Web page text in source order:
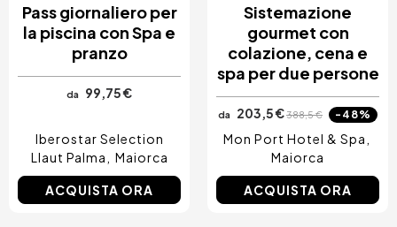
Pass giornaliero per
la piscina con Spa e
pranzo
da 99,75 €
Iberostar Selection
Llaut Palma
Maiorca
ACQUISTA ORA
Sistemazione
gourmet con
colazione, cena e
spa per due persone
da 203,5 €388,5 € -48%
Mon Port Hotel & Spa
Maiorca
ACQUISTA ORA